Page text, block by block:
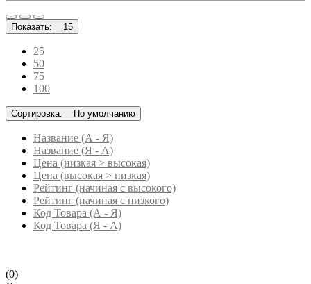
Показать: 15
25
50
75
100
Сортировка: По умолчанию
Название (А - Я)
Название (Я - А)
Цена (низкая > высокая)
Цена (высокая > низкая)
Рейтинг (начиная с высокого)
Рейтинг (начиная с низкого)
Код Товара (А - Я)
Код Товара (Я - А)
(0)